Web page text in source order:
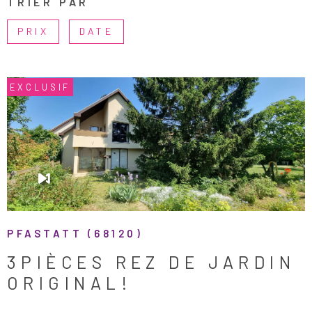
ALERTE E-
AVIS CLIENT
CONTACT
PRIX DATE
PFASTATT (68120)
3PIÈCES REZ DE JARDIN
ORIGINAL!
EXCLUSIF
VOIR LE BIEN